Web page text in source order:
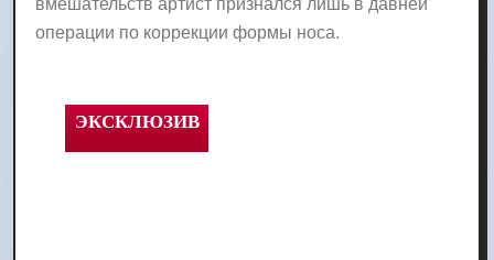
вмешательств артист признался лишь в давней
операции по коррекции формы носа.